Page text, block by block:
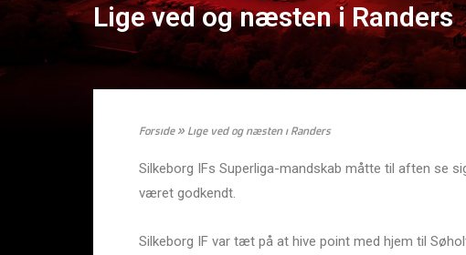
Lige ved og næsten i Randers
Forside» Lige ved og næsten i Randers
Silkeborg IFs Superliga-mandskab måtte til aften se
været godkendt.
Silkeborg IF var tæt på at hive point med hjem til